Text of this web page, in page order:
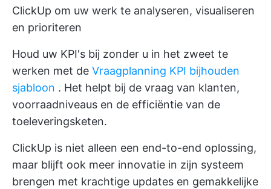
ClickUp om uw werk te analyseren, visualiseren
en prioriteren
Houd uw KPI's bij zonder u in het zweet te
werken met de Vraagplanning KPI bijhouden
sjabloon . Het helpt bij de vraag van klanten,
voorraadniveaus en de efficiëntie van de
toeleveringsketen.
ClickUp is niet alleen een end-to-end oplossing,
maar blijft ook meer innovatie in zijn systeem
brengen met krachtige updates en gemakkelijke